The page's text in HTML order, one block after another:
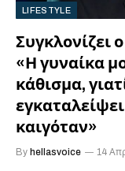
LIFESTYLE
«Η γυναίκα
κάθισμα,
καιγόταν»
By hellasvoice 14